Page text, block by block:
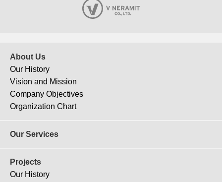
About Us
Our History
Vision and Mission
Company Objectives
Organization Chart
Our Services
Projects
Our History